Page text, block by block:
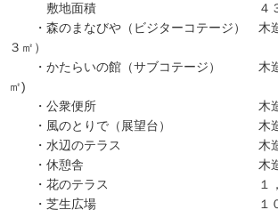
敷地面積 ４３６，９
・森のまなびや（ビジターコテージ） 木造
３㎡）
・かたらいの館（サブコテージ） 木造
㎡)
・公衆便所 木造
・風のとりで（展望台） 木造（
・水辺のテラス 木造（６
・休憩舎 木造９
・花のテラス １，４
・芝生広場 １０，８